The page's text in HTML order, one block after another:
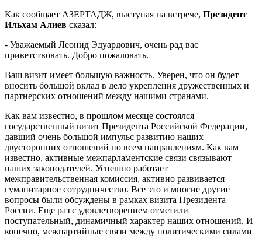
Как сообщает АЗЕРТАДЖ, выступая на встрече, Президент
Ильхам Алиев сказал:
- Уважаемый Леонид Эдуардович, очень рад вас
приветствовать. Добро пожаловать.
Ваш визит имеет большую важность. Уверен, что он будет
вносить большой вклад в дело укрепления дружественных и
партнерских отношений между нашими странами.
Как вам известно, в прошлом месяце состоялся
государственный визит Президента Российской Федерации,
давший очень большой импульс развитию наших
двусторонних отношений по всем направлениям. Как вам
известно, активные межпарламентские связи связывают
наших законодателей. Успешно работает
межправительственная комиссия, активно развивается
гуманитарное сотрудничество. Все это и многие другие
вопросы были обсуждены в рамках визита Президента
России. Еще раз с удовлетворением отметили
поступательный, динамичный характер наших отношений. И
конечно, межпартийные связи между политическими силами